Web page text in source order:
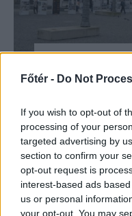
Főtér - Do Not
If you wish to opt-out of
processing of your
targeted advertising by
section to confirm your
opt-out request is
interest-based ads
us or personal
your opt-out. You may
ember,
EDGÁR
Most